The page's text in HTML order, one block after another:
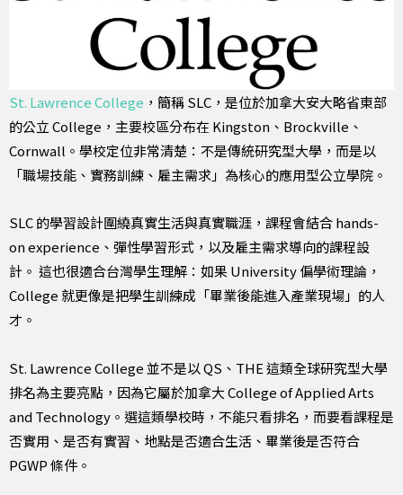
St. Lawrence College ，簡稱 SLC，是位於加拿大安大略省東部
的公立 College，主要校區分布在 Kingston、Brockville、
Cornwall。學校定位非常清楚：不是傳統研究型大學，而是以
「職場技能、實務訓練、雇主需求」為核心的應用型公立學院。
SLC 的學習設計圍繞真實生活與真實職涯，課程會結合 hands-
on experience、彈性學習形式，以及雇主需求導向的課程設
計。 這也很適合台灣學生理解：如果 University 偏學術理論，
College 就更像是把學生訓練成「畢業後能進入產業現場」的人
才。
St. Lawrence College 並不是以 QS、THE 這類全球研究型大學
排名為主要亮點，因為它屬於加拿大 College of Applied Arts
and Technology。選這類學校時，不能只看排名，而要看課程是
否實用、是否有實習、地點是否適合生活、畢業後是否符合
PGWP 條件。